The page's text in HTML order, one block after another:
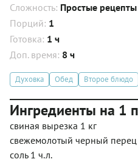
Сложность: Простые рецепты
Порций: 1
Готовка: 1 ч
Доп. время: 8 ч
Духовка Обед Второе блюдо
Ингредиенты на 1
свиная вырезка 1 кг
свежемолотый черный перец
соль 1 ч.л.